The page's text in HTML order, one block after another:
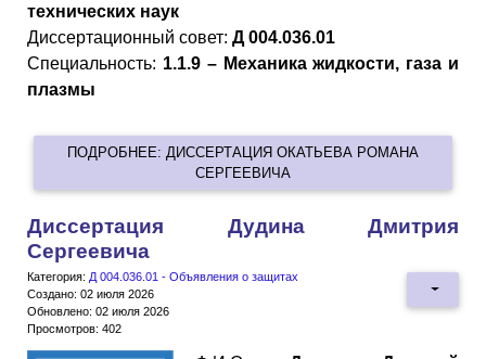
технических наук
Диссертационный совет: Д 004.036.01
Специальность: 1.1.9 – Механика жидкости, газа и
плазмы
ПОДРОБНЕЕ: ДИССЕРТАЦИЯ ОКАТЬЕВА РОМАНА
СЕРГЕЕВИЧА
Диссертация Дудина Дмитрия
Сергеевича
Категория: Д 004.036.01 - Объявления о защитах
Создано: 02 июля 2026
Обновлено: 02 июля 2026
Просмотров: 402